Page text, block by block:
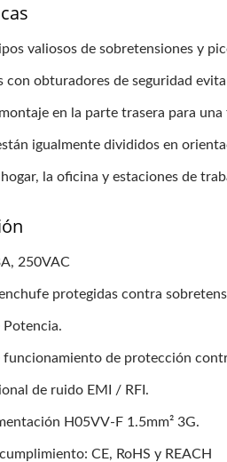
valiosos de sobretensiones y
con obturadores de seguridad
en la parte trasera para
igualmente divididos en
hogar, la oficina y estaciones de
250VAC
protegidas contra
Potencia.
funcionamiento de protección
de ruido EMI / RFI.
H05VV-F 1.5mm² 3G.
CE, RoHS y REACH